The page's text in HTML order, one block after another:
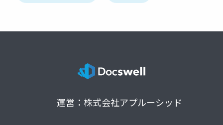
運営：株式会社アプルーシッド